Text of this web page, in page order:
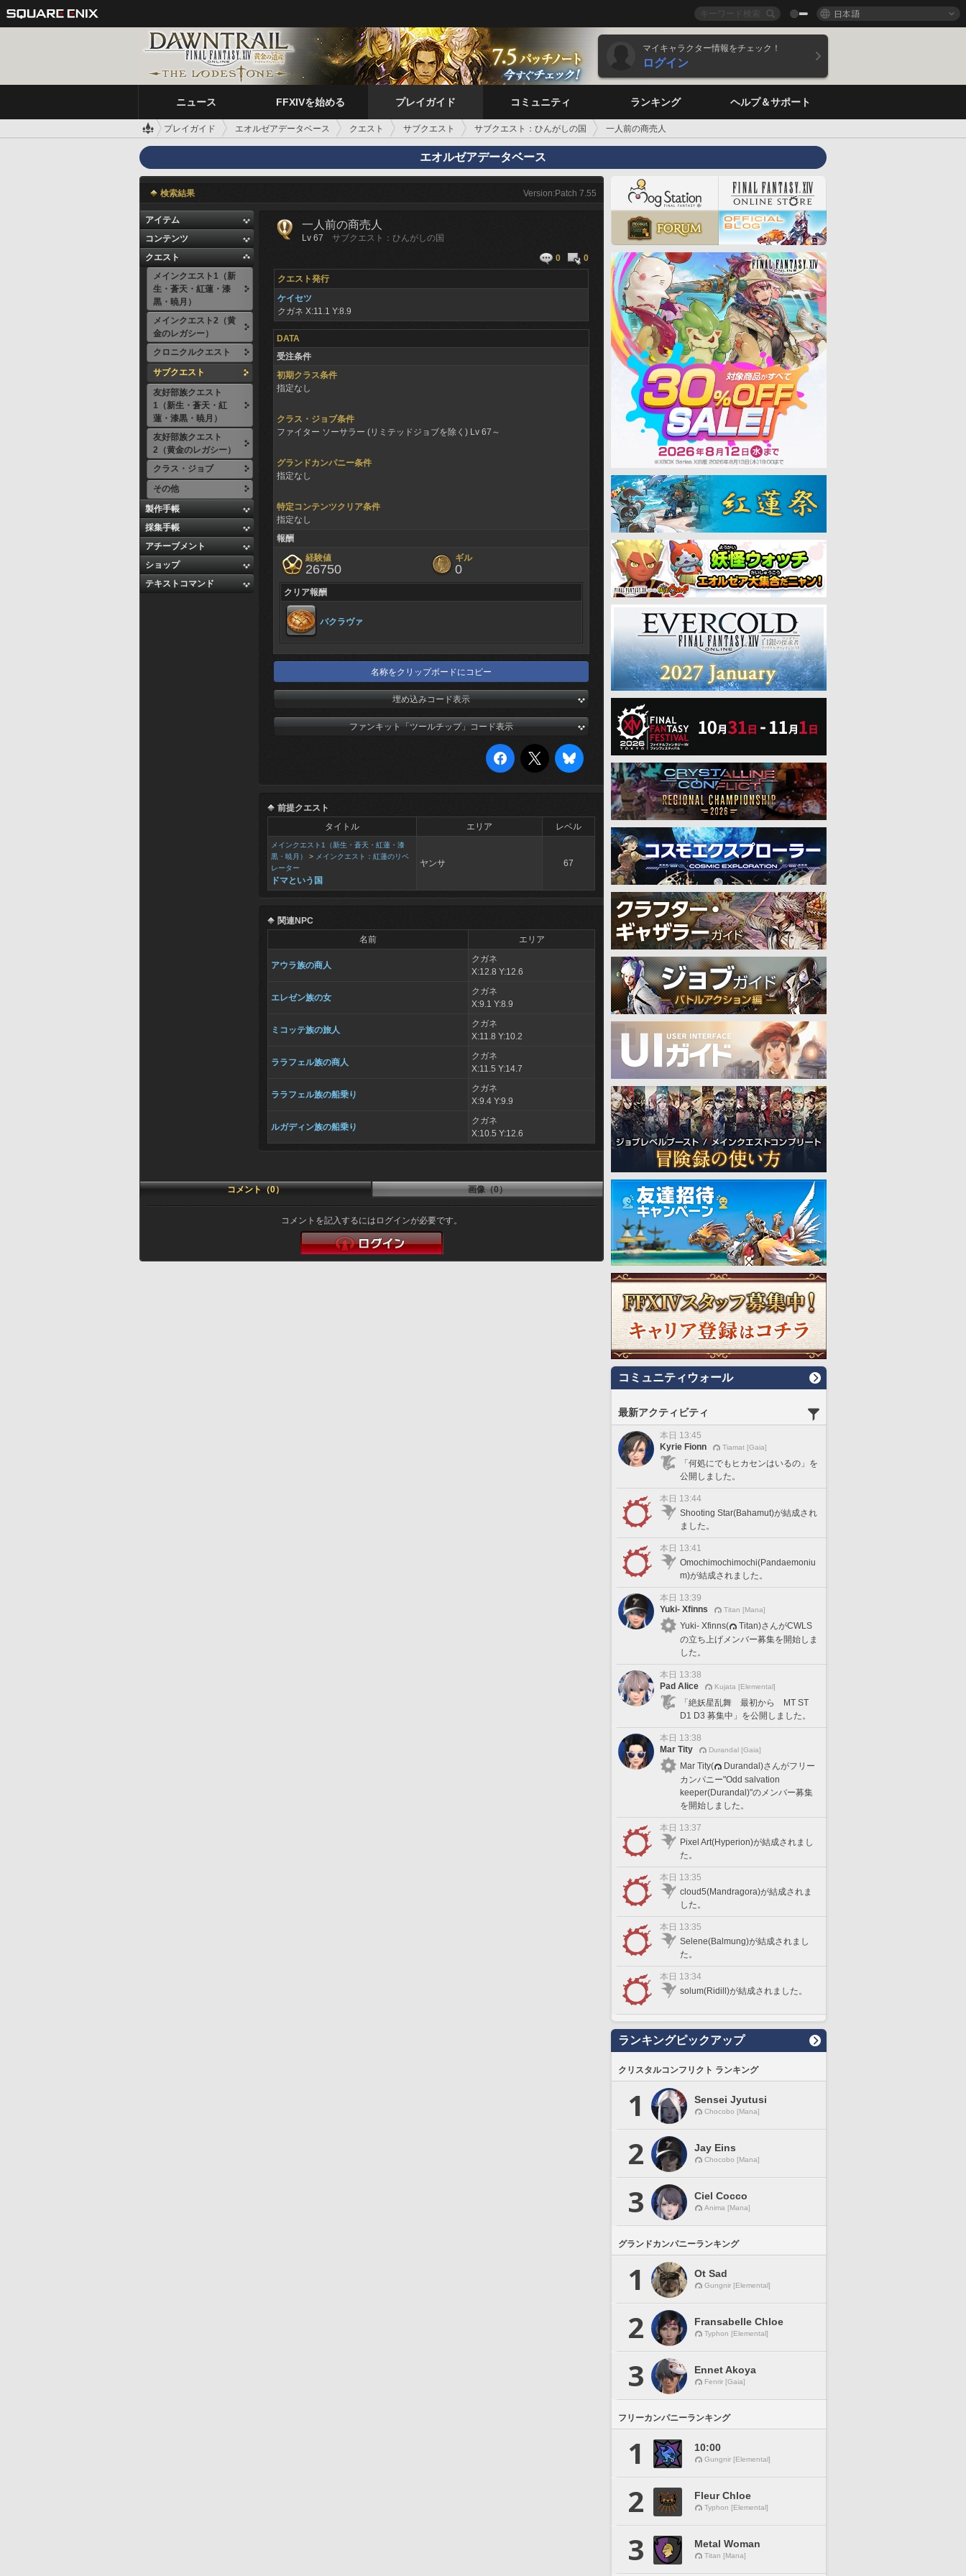
日本語
マイキャラクター情報をチェック！
ログイン
ニュース FFXIVを始める プレイガイド コミュニティ ランキング ヘルプ＆サポート
プレイガイド エオルゼアデータベース クエスト サブクエスト サブクエスト：ひんがしの国 一人前の商売人
エオルゼアデータベース
検索結果 Version:Patch 7.55
アイテム
コンテンツ
クエスト
メインクエスト1（新
生・蒼天・紅蓮・漆
黒・暁月）
メインクエスト2（黄
金のレガシー）
クロニクルクエスト
サブクエスト
友好部族クエスト
1（新生・蒼天・紅
蓮・漆黒・暁月）
友好部族クエスト
2（黄金のレガシー）
クラス・ジョブ
その他
製作手帳
採集手帳
アチーブメント
ショップ
テキストコマンド
一人前の商売人
Lv 67
サブクエスト：ひんがしの国
0
0
クエスト発行
ケイセツ
クガネ X:11.1 Y:8.9
DATA
受注条件
初期クラス条件
指定なし
クラス・ジョブ条件
ファイター ソーサラー (リミテッドジョブを除く) Lv 67～
グランドカンパニー条件
指定なし
特定コンテンツクリア条件
指定なし
報酬
経験値
26750
ギル
0
クリア報酬
バクラヴァ
名称をクリップボードにコピー
埋め込みコード表示
ファンキット「ツールチップ」コード表示
前提クエスト
タイトル
エリア レベル
メインクエスト1（新生・蒼天・紅蓮・漆
黒・暁月）
> メインクエスト：紅蓮のリベ
レーター
ドマという国
ヤンサ 67
関連NPC
名前
エリア
アウラ族の商人
クガネ
X:12.8 Y:12.6
エレゼン族の女
クガネ
X:9.1 Y:8.9
ミコッテ族の旅人
クガネ
X:11.8 Y:10.2
ララフェル族の商人
クガネ
X:11.5 Y:14.7
ララフェル族の船乗り
クガネ
X:9.4 Y:9.9
ルガディン族の船乗り
クガネ
X:10.5 Y:12.6
コメント（0） 画像（0）
コメントを記入するにはログインが必要です。
コミュニティウォール
最新アクティビティ
本日 13:45
Kyrie Fionn
Tiamat [Gaia]
「何処にでもヒカセンはいるの」を
公開しました。
本日 13:44
Shooting Star(Bahamut)が結成され
ました。
本日 13:41
Omochimochimochi(Pandaemoniu
m)が結成されました。
本日 13:39
Yuki- Xfinns
Titan [Mana]
Yuki- Xfinns(
Titan)さんがCWLS
の立ち上げメンバー募集を開始しま
した。
本日 13:38
Pad Alice
Kujata [Elemental]
「絶妖星乱舞 最初から MT ST
D1 D3 募集中」を公開しました。
本日 13:38
Mar Tity
Durandal [Gaia]
Mar Tity(
Durandal)さんがフリー
カンパニー"Odd salvation
keeper(Durandal)"のメンバー募集
を開始しました。
本日 13:37
Pixel Art(Hyperion)が結成されまし
た。
本日 13:35
cloud5(Mandragora)が結成されま
した。
本日 13:35
Selene(Balmung)が結成されまし
た。
本日 13:34
solum(Ridill)が結成されました。
ランキングピックアップ
クリスタルコンフリクト ランキング
1 Sensei Jyutusi
Chocobo [Mana]
2 Jay Eins
Chocobo [Mana]
3 Ciel Cocco
Anima [Mana]
グランドカンパニーランキング
1 Ot Sad
Gungnir [Elemental]
2 Fransabelle Chloe
Typhon [Elemental]
3 Ennet Akoya
Fenrir [Gaia]
フリーカンパニーランキング
1 10:00
Gungnir [Elemental]
2 Fleur Chloe
Typhon [Elemental]
3 Metal Woman
Titan [Mana]